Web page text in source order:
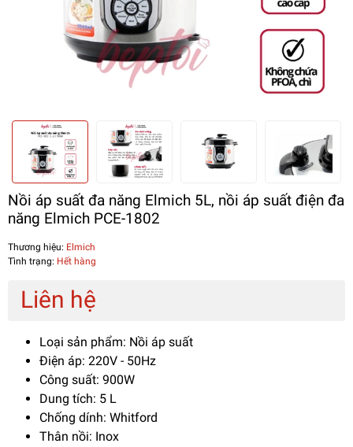
Nồi áp suất đa năng Elmich 5L, nồi áp suất điện đa
năng Elmich PCE-1802
Thương hiệu: Elmich
Tình trạng: Hết hàng
Liên hệ
Loại sản phẩm: Nồi áp suất
Điện áp: 220V - 50Hz
Công suất: 900W
Dung tích: 5 L
Chống dính: Whitford
Thân nồi: Inox